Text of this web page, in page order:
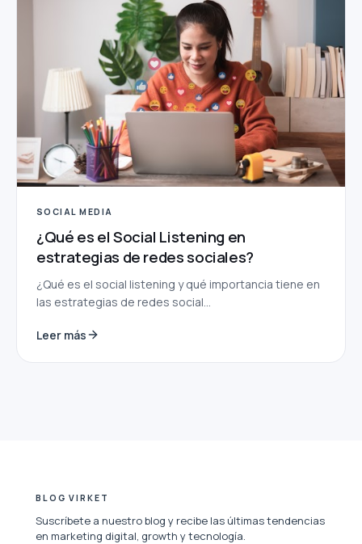
SOCIAL MEDIA
¿Qué es el Social Listening en
estrategias de redes sociales?
¿Qué es el social listening y qué importancia tiene en
las estrategias de redes social...
Leer más
BLOG VIRKET
Suscríbete a nuestro blog y recibe las últimas tendencias
en marketing digital, growth y tecnología.